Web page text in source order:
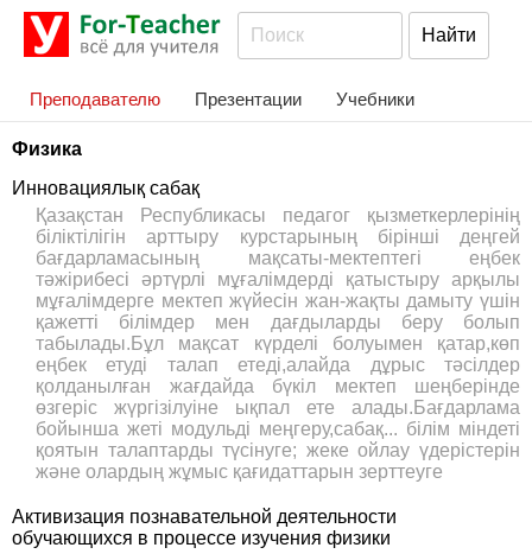
Преподавателю Презентации Учебники
Физика
Инновациялық сабақ
Қазақстан Республикасы педагог қызметкерлерінің
біліктілігін арттыру курстарының бірінші деңгей
бағдарламасының мақсаты-мектептегі еңбек
тәжірибесі әртүрлі мұғалімдерді қатыстыру арқылы
мұғалімдерге мектеп жүйесін жан-жақты дамыту үшін
қажетті білімдер мен дағдыларды беру болып
табылады.Бұл мақсат күрделі болуымен қатар,көп
еңбек етуді талап етеді,алайда дұрыс тәсілдер
қолданылған жағдайда бүкіл мектеп шеңберінде
өзгеріс жүргізілуіне ықпал ете алады.Бағдарлама
бойынша жеті модульді меңгеру,сабақ... білім міндеті
қоятын талаптарды түсінуге; жеке ойлау үдерістерін
және олардың жұмыс қағидаттарын зерттеуге
Активизация познавательной деятельности
обучающихся в процессе изучения физики